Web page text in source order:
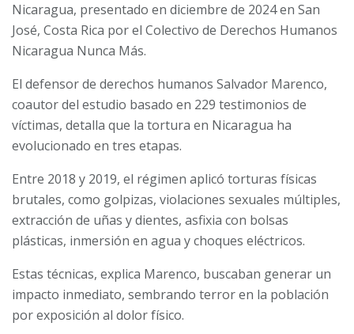
Nicaragua, presentado en diciembre de 2024 en San
José, Costa Rica por el Colectivo de Derechos Humanos
Nicaragua Nunca Más.
El defensor de derechos humanos Salvador Marenco,
coautor del estudio basado en 229 testimonios de
víctimas, detalla que la tortura en Nicaragua ha
evolucionado en tres etapas.
Entre 2018 y 2019, el régimen aplicó torturas físicas
brutales, como golpizas, violaciones sexuales múltiples,
extracción de uñas y dientes, asfixia con bolsas
plásticas, inmersión en agua y choques eléctricos.
Estas técnicas, explica Marenco, buscaban generar un
impacto inmediato, sembrando terror en la población
por exposición al dolor físico.